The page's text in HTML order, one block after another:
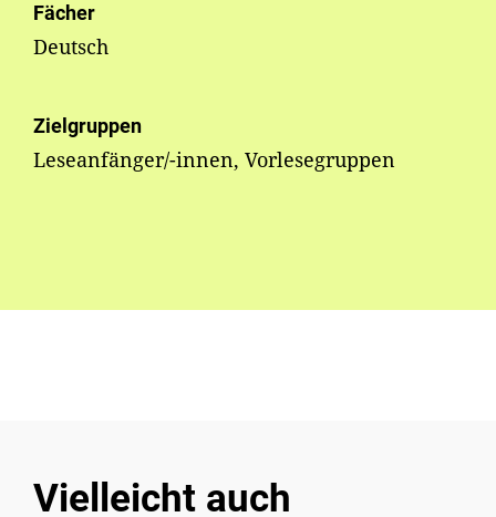
Fächer
Deutsch
Zielgruppen
Leseanfänger/-innen, Vorlesegruppen
Vielleicht auch